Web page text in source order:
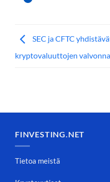
SEC ja CFTC
kryptovaluuttojen
FINVESTING.NET
Tietoa meistä